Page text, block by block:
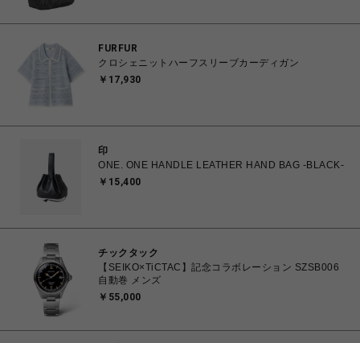
FURFUR
クロシェニットハーフスリーブカーディガン
￥17,930
印
ONE. ONE HANDLE LEATHER HAND BAG -BLACK-
￥15,400
チックタック
【SEIKO×TiCTAC】記念コラボレーション SZSB006
自動巻 メンズ
￥55,000